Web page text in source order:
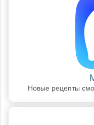
Новые рецепты